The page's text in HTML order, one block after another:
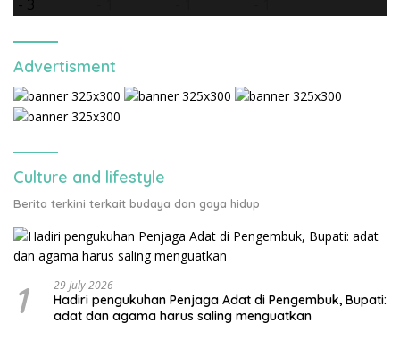
Advertisment
Culture and lifestyle
Berita terkini terkait budaya dan gaya hidup
1 29 July 2026
Hadiri pengukuhan Penjaga Adat di Pengembuk, Bupati:
adat dan agama harus saling menguatkan